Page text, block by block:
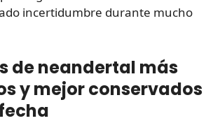
incertidumbre durante mucho
de neandertal más
y mejor conservados